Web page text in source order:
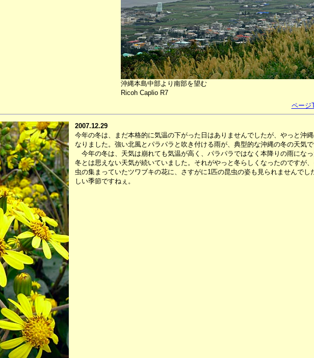
沖縄本島中部より南部を望む
Ricoh Caplio R7
ページ
2007.12.29
今年の冬は、まだ本格的に気温の下がった日はありませんでしたが、やっと沖
なりました。強い北風とパラパラと吹き付ける雨が、典型的な沖縄の冬の天気で
今年の冬は、天気は崩れても気温が高く、パラパラではなく本降りの雨にな
冬とは思えない天気が続いていました。それがやっと冬らしくなったのですが
虫の集まっていたツワブキの花に、さすがに1匹の昆虫の姿も見られませんでし
しい季節ですねぇ。